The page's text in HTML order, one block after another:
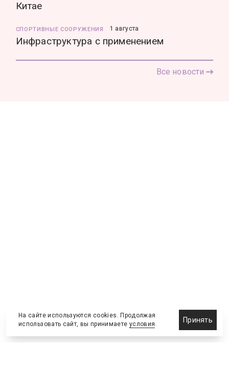
Китае
СПОРТИВНЫЕ СООРУЖЕНИЯ 1 августа
Инфраструктура с применением
Все новости
На сайте используются cookies. Продолжая
использовать сайт, вы принимаете условия.
Принять